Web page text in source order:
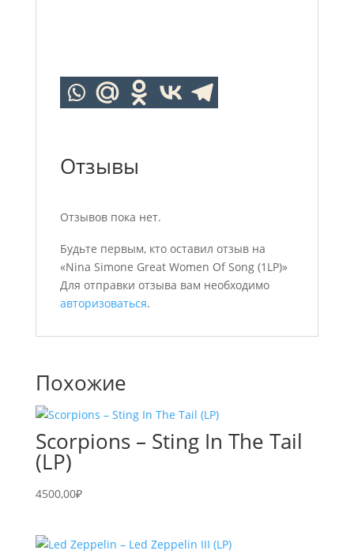
Отзывы
Отзывов пока нет.
Будьте первым, кто оставил отзыв на
«Nina Simone Great Women Of Song (1LP)»
Для отправки отзыва вам необходимо
авторизоваться.
Похожие
Scorpions – Sting In The Tail
(LP)
4500,00₽